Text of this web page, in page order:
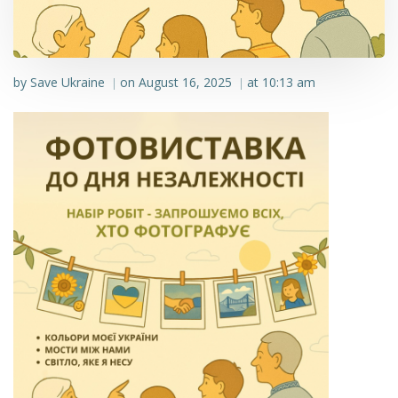
by Save Ukraine | on August 16, 2025 | at 10:13 am